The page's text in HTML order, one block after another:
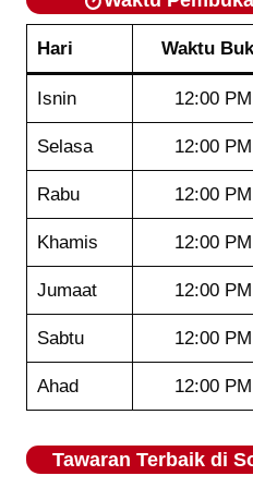
Hari Waktu
Isnin 12:00 PM
Selasa 12:00 PM
Rabu 12:00 PM
Khamis 12:00 PM
Jumaat 12:00 PM
Sabtu 12:00 PM
Ahad 12:00 PM
Tawaran Terbaik di